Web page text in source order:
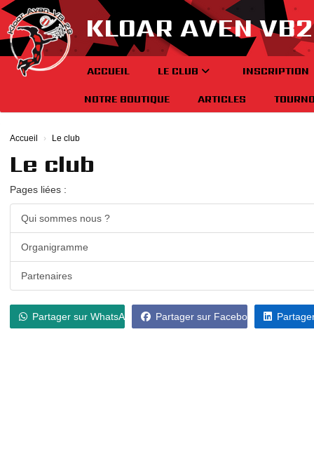
KLOAR AVEN
ACCUEIL LE CLUB
INSCRIPTION
NOTRE BOUTIQUE
ARTICLES
Accueil Le club
Le club
Pages liées :
Qui sommes nous ?
Organigramme
Partenaires
Partager sur WhatsApp Partager sur Facebook
Panneau de gestion des cookies